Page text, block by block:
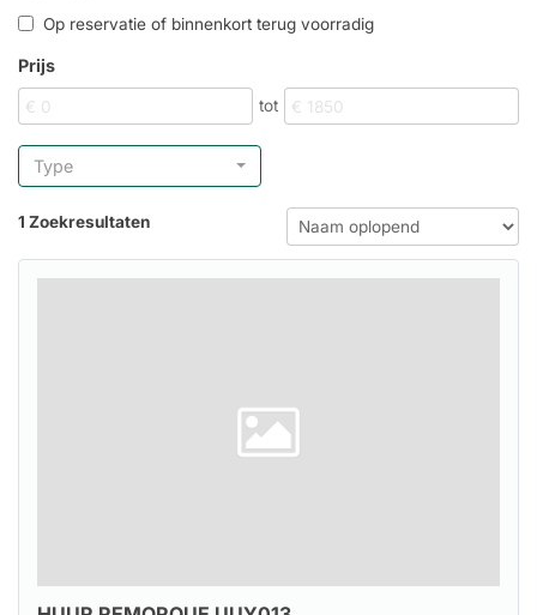
Op reservatie of binnenkort terug voorradig
Prijs
tot
Type
1 Zoekresultaten